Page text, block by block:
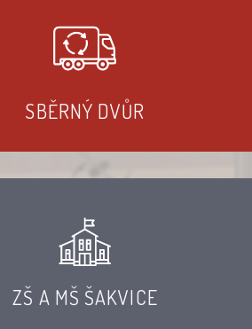
SBĚRNÝ DVŮR
ZŠ A MŠ ŠAKVICE